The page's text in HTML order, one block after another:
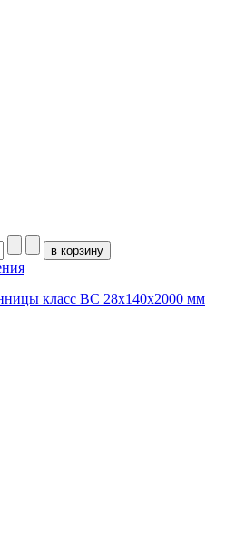
класс ВC 28x140x2000 мм